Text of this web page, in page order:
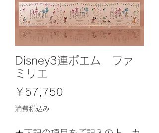
Disney3連ポエム ファ
ミリエ
￥57,750
消費税込み